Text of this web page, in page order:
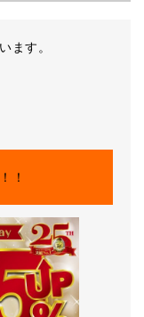
ます。
！